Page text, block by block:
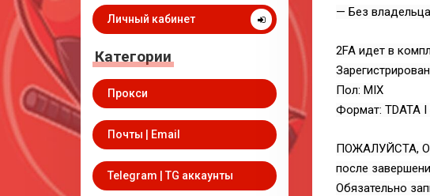
Личный кабинет
Категории
Прокси
Почты | Email
Telegram | TG аккаунты
— Без владельца
2FA идет в
Пол: MIX
Формат: TDATA I
ПОЖАЛУЙСТА,
после
Обязательно